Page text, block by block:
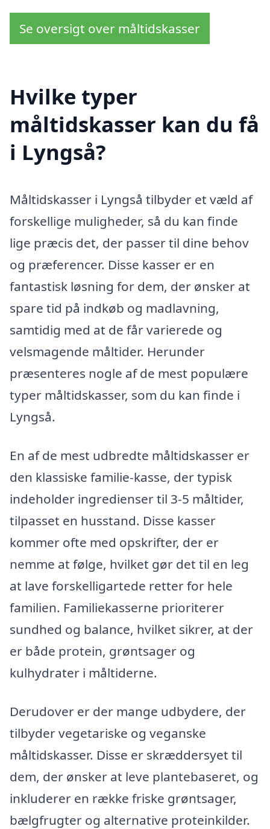
Se oversigt over måltidskasser
Hvilke typer
måltidskasser kan du få
i Lyngså?
Måltidskasser i Lyngså tilbyder et væld af
forskellige muligheder, så du kan finde
lige præcis det, der passer til dine behov
og præferencer. Disse kasser er en
fantastisk løsning for dem, der ønsker at
spare tid på indkøb og madlavning,
samtidig med at de får varierede og
velsmagende måltider. Herunder
præsenteres nogle af de mest populære
typer måltidskasser, som du kan finde i
Lyngså.
En af de mest udbredte måltidskasser er
den klassiske familie-kasse, der typisk
indeholder ingredienser til 3-5 måltider,
tilpasset en husstand. Disse kasser
kommer ofte med opskrifter, der er
nemme at følge, hvilket gør det til en leg
at lave forskelligartede retter for hele
familien. Familiekasserne prioriterer
sundhed og balance, hvilket sikrer, at der
er både protein, grøntsager og
kulhydrater i måltiderne.
Derudover er der mange udbydere, der
tilbyder vegetariske og veganske
måltidskasser. Disse er skræddersyet til
dem, der ønsker at leve plantebaseret, og
inkluderer en række friske grøntsager,
bælgfrugter og alternative proteinkilder.